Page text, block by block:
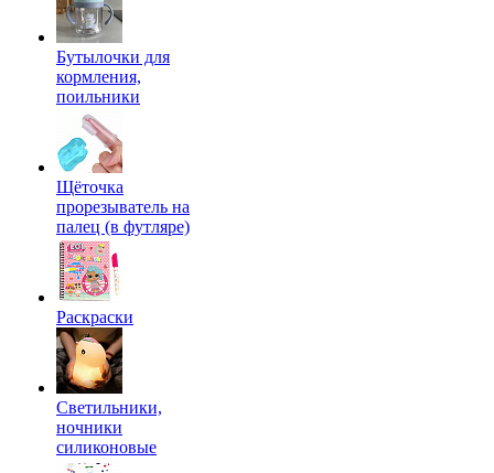
Бутылочки для
кормления,
поильники
Щёточка
прорезыватель на
палец (в футляре)
Раскраски
Светильники,
ночники
силиконовые